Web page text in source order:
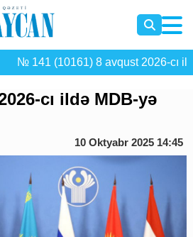
№ 141 (10161) 8 avqust 2026-cı il
cı ildə MDB-yə
10 Oktyabr 2025 14:45